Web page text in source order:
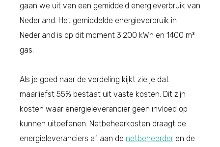
gaan we uit van een gemiddeld energieverbruik van
Nederland. Het gemiddelde energieverbruik in
Nederland is op dit moment 3.200 kWh en 1400 m³
gas.
Als je goed naar de verdeling kijkt zie je dat
maarliefst 55% bestaat uit vaste kosten. Dit zijn
kosten waar energieleverancier geen invloed op
kunnen uitoefenen. Netbeheerkosten draagt de
energieleveranciers af aan de netbeheerder en de